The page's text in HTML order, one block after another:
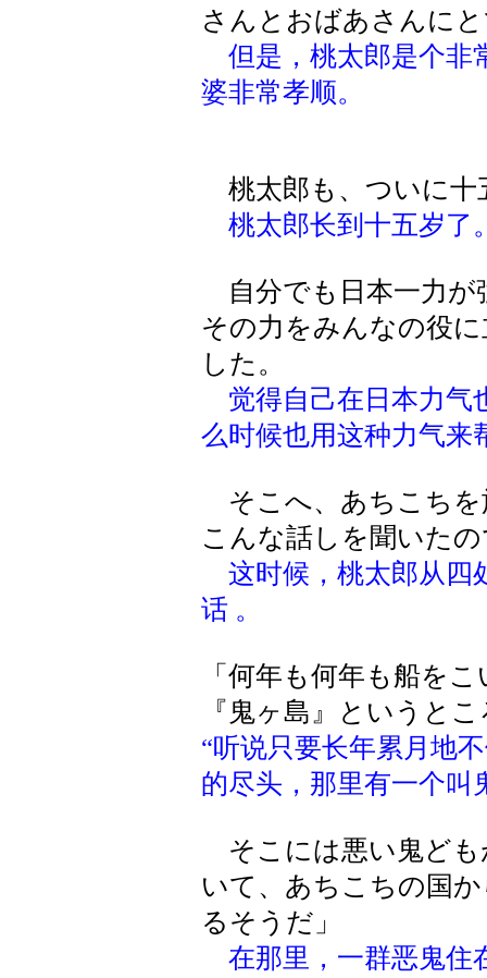
さんとおばあさんに
但是，桃太郎是个非
婆非常孝顺。
桃太郎も、ついに十
桃太郎长到十五岁了
自分でも日本一力が
その力をみんなの役
した。
觉得自己在日本力气
么时候也用这种力气来
そこへ、あちこちを
こんな話しを聞いた
这时候，桃太郎从四
话 。
「何年も何年も船を
『鬼ヶ島』というと
“听说只要长年累月地
的尽头，那里有一个叫
そこには悪い鬼ども
いて、あちこちの国
るそうだ」
在那里，一群恶鬼住